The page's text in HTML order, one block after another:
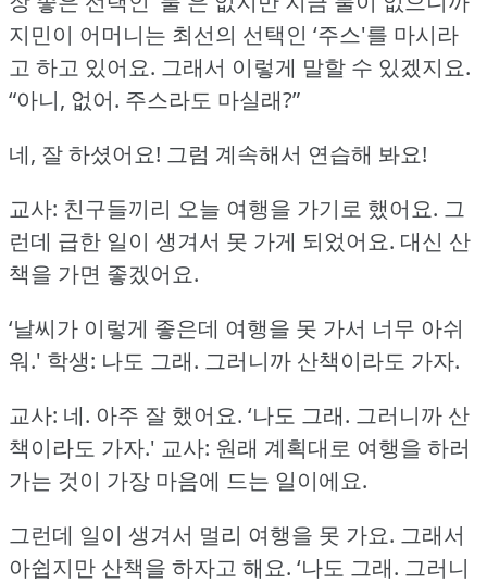
지민이 어머니는 최선의 선택인 ‘주스'를 마시라
고 하고 있어요. 그래서 이렇게 말할 수 있겠지요.
“아니, 없어. 주스라도 마실래?”
네, 잘 하셨어요! 그럼 계속해서 연습해 봐요!
교사: 친구들끼리 오늘 여행을 가기로 했어요. 그
런데 급한 일이 생겨서 못 가게 되었어요. 대신 산
책을 가면 좋겠어요.
‘날씨가 이렇게 좋은데 여행을 못 가서 너무 아쉬
워.' 학생: 나도 그래. 그러니까 산책이라도 가자.
교사: 네. 아주 잘 했어요. ‘나도 그래. 그러니까 산
책이라도 가자.' 교사: 원래 계획대로 여행을 하러
가는 것이 가장 마음에 드는 일이에요.
그런데 일이 생겨서 멀리 여행을 못 가요. 그래서
아쉽지만 산책을 하자고 해요. ‘나도 그래. 그러니